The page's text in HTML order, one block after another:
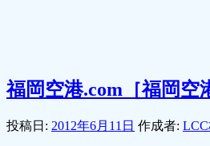
福岡空港.com［福岡空
投稿日: 2012年6月11日 作成者: